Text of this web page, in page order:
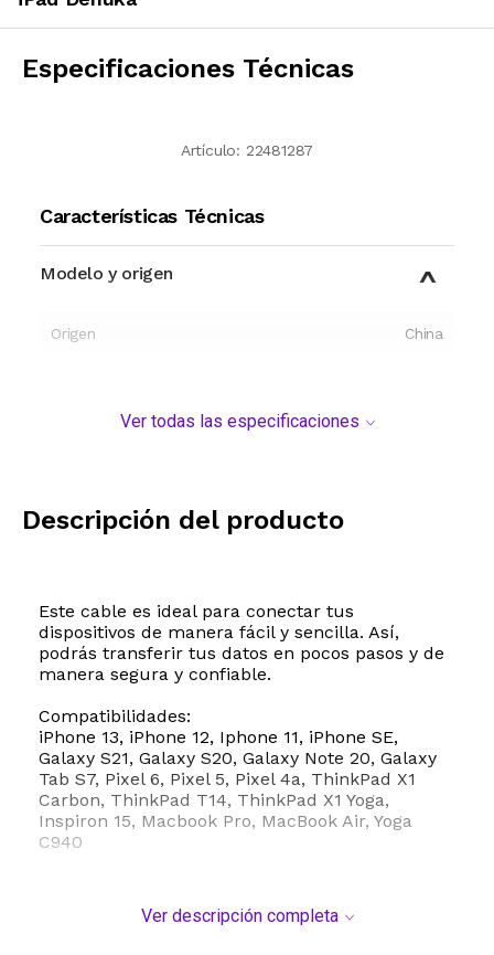
Especificaciones Técnicas
Artículo: 22481287
Características Técnicas
Modelo y origen
Origen China
Ver todas las especificaciones
Descripción del producto
Este cable es ideal para conectar tus
dispositivos de manera fácil y sencilla. Así,
podrás transferir tus datos en pocos pasos y de
manera segura y confiable.
Compatibilidades:
iPhone 13, iPhone 12, Iphone 11, iPhone SE,
Galaxy S21, Galaxy S20, Galaxy Note 20, Galaxy
Tab S7, Pixel 6, Pixel 5, Pixel 4a, ThinkPad X1
Carbon, ThinkPad T14, ThinkPad X1 Yoga,
Inspiron 15, Macbook Pro, MacBook Air, Yoga
C940
Ver descripción completa